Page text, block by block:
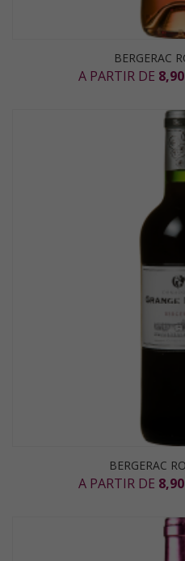
BERGERAC
A PARTIR DE
BERGERAC
A PARTIR DE